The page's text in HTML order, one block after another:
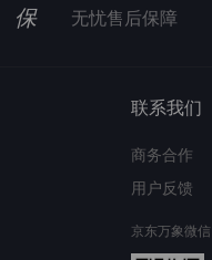
保 无忧售后保障
联系我们
商务合作
用户反馈
京东万象微信